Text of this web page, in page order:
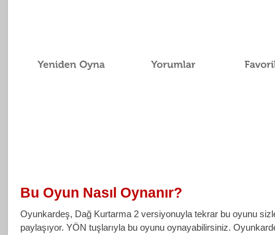
Bu Oyun Nasıl Oynanır?
Oyunkardeş, Dağ Kurtarma 2 versiyonuyla tekrar bu oyunu
paylaşıyor. YÖN tuşlarıyla bu oyunu oynayabilirsiniz.